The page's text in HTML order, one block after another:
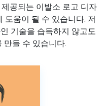
공되는 이발소 로고 디자
도움이 될 수 있습니다. 저
기술을 습득하지 않고도
만들 수 있습니다.